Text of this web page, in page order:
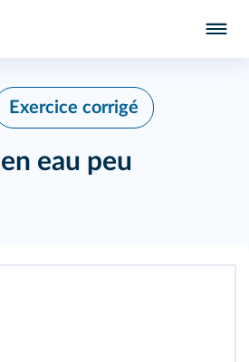
Exercice corrigé
eau peu